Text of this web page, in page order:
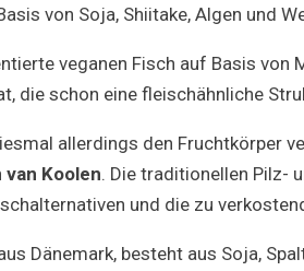
von Soja, Shiitake, Algen und
veganen Fisch auf Basis von
die schon eine fleischähnliche
allerdings den Fruchtkörper
van Koolen. Die traditionellen Pilz-
und die zu
Dänemark, besteht aus Soja,